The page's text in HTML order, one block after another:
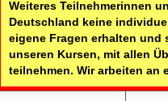
Weiteres Teilnehmerinnen
Deutschland keine
eigene Fragen erhalten
unseren Kursen, mit allen
teilnehmen. Wir arbeiten an